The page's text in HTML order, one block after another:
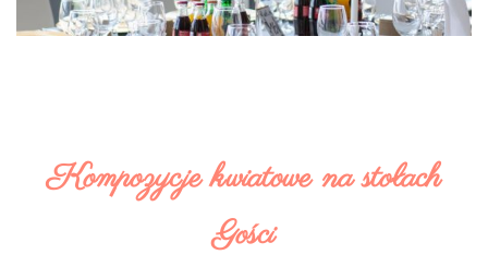
Kompozycje kwiatowe na stołach
Gości